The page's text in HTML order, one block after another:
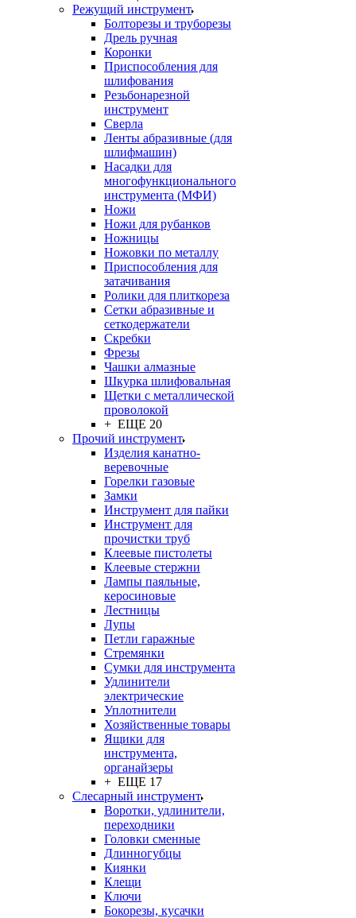
Режущий инструмент
Болторезы и труборезы
Дрель ручная
Коронки
Приспособления для
шлифования
Резьбонарезной
инструмент
Сверла
Ленты абразивные (для
шлифмашин)
Насадки для
многофункционального
инструмента (МФИ)
Ножи
Ножи для рубанков
Ножницы
Ножовки по металлу
Приспособления для
затачивания
Ролики для плиткореза
Сетки абразивные и
сеткодержатели
Скребки
Фрезы
Чашки алмазные
Шкурка шлифовальная
Щетки с металлической
проволокой
+ ЕЩЕ 20
Прочий инструмент
Изделия канатно-
веревочные
Горелки газовые
Замки
Инструмент для пайки
Инструмент для
прочистки труб
Клеевые пистолеты
Клеевые стержни
Лампы паяльные,
керосиновые
Лестницы
Лупы
Петли гаражные
Стремянки
Сумки для инструмента
Удлинители
электрические
Уплотнители
Хозяйственные товары
Ящики для
инструмента,
органайзеры
+ ЕЩЕ 17
Слесарный инструмент
Воротки, удлинители,
переходники
Головки сменные
Длинногубцы
Киянки
Клещи
Ключи
Бокорезы, кусачки